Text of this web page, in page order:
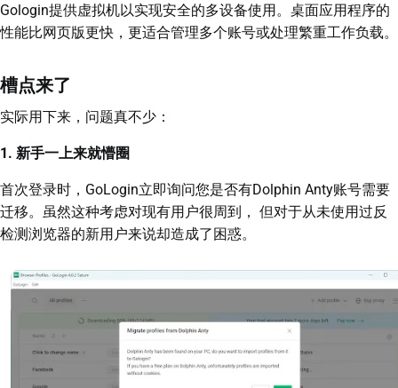
Gologin提供虚拟机以实现安全的多设备使用。桌面应用程序的
性能比网页版更快，更适合管理多个账号或处理繁重工作负载。
槽点来了
实际用下来，问题真不少：
1. 新手一上来就懵圈
首次登录时，GoLogin立即询问您是否有Dolphin Anty账号需要
迁移。虽然这种考虑对现有用户很周到， 但对于从未使用过反
检测浏览器的新用户来说却造成了困惑。